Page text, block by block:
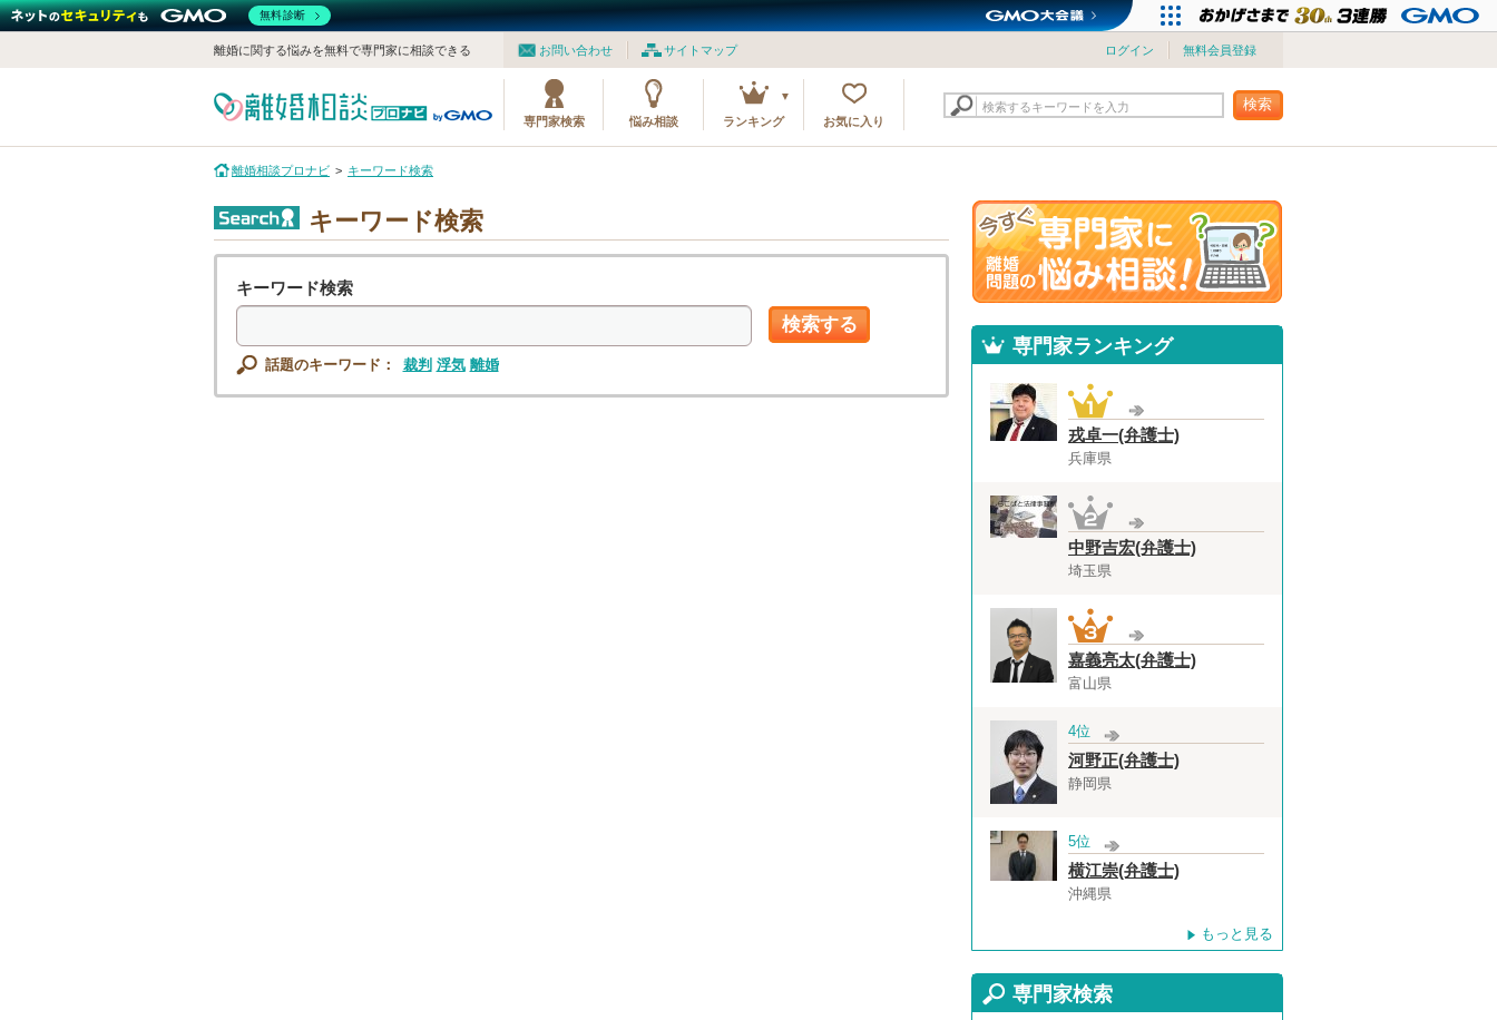
お問い合わせ サイトマップ ログイン 無料会員登録
離婚に関する悩みを無料で専門家に相談できる
専門家検索 悩み相談 ランキング お気に入り
検索するキーワードを入力 検索
離婚相談プロナビ キーワード検索
キーワード検索
キーワード検索
検索する
話題のキーワード： 裁判 浮気 離婚
専門家ランキング
戎卓一(弁護士)
兵庫県
中野吉宏(弁護士)
埼玉県
嘉義亮太(弁護士)
富山県
4位
河野正(弁護士)
静岡県
5位
横江崇(弁護士)
沖縄県
もっと見る
専門家検索
無料診断